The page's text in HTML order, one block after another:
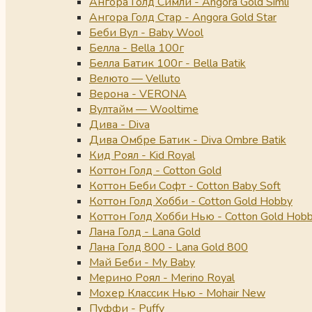
Ангора Голд Стар - Angora Gold Star
Беби Вул - Baby Wool
Белла - Bella 100г
Белла Батик 100г - Bella Batik
Велюто — Velluto
Верона - VERONA
Вултайм — Wooltime
Дива - Diva
Дива Омбре Батик - Diva Ombre Batik
Кид Роял - Kid Royal
Коттон Голд - Cotton Gold
Коттон Беби Софт - Cotton Baby Soft
Коттон Голд Хобби - Cotton Gold Hobby
Коттон Голд Хобби Нью - Cotton Gold
Лана Голд - Lana Gold
Лана Голд 800 - Lana Gold 800
Май Беби - My Baby
Мерино Роял - Merino Royal
Мохер Классик Нью - Mohair New
Пуффи - Puffy